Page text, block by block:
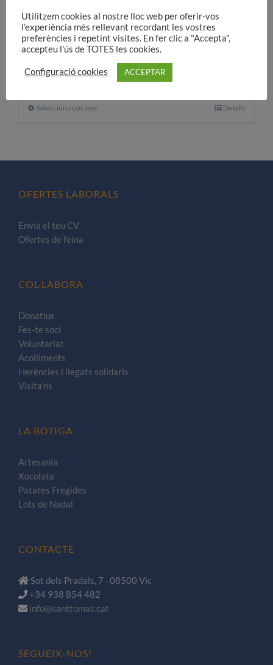
del
producte
Més qualitat de vida
Selecciona opcionsAquest
Les
Detalls
OFERTES LABORALS
Envia el teu CV
Ofertes de feina
COL·LABORA
Donatius
Fes-te soci
Voluntariat
Acolliments
Herències i llegats solidaris
Visita’ns
LA BOTIGA
Artesania
Xocolata
Patates Fregides
Lots de Nadal
CONTACTE
Sot dels Pradals, 7 · 08500 Vic
+34 938 854 482
info@santtomas.cat
SEGUEIX-NOS!
Utilitzem cookies al nostre lloc web per oferir-vos
l’experiència més rellevant recordant les vostres
preferències i repetint visites. En fer clic a "Accepta",
accepteu l'ús de TOTES les cookies.
Configuració cookies ACCEPTAR